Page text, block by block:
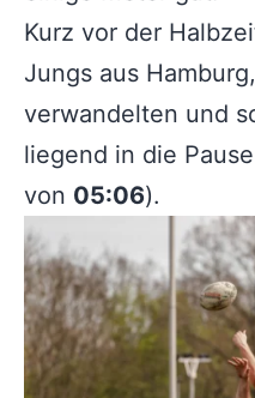
Kurz vor der
Jungs aus
verwandelten und
liegend in die
von 05:06).